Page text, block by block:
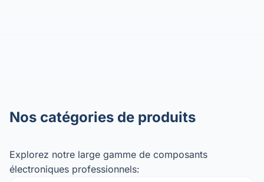
Nos catégories de produits
Explorez notre large gamme de composants
électroniques professionnels: